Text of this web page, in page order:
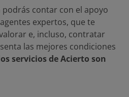
podrás contar con el apoyo
expertos, que te
e, incluso, contratar
las mejores condiciones
servicios de Acierto son